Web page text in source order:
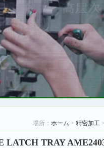
場所： ホーム > 精密加工
LATCH TRAY